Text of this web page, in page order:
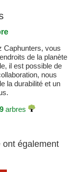
Caphunters, vous
de la planète
il est possible de
nous
la durabilité et un
arbres
ont également